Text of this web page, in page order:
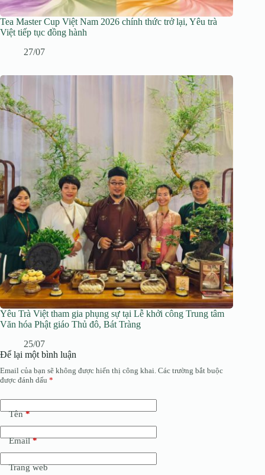
Tea Master Cup Việt Nam 2026 chính thức trở lại, Yêu trà
Việt tiếp tục đồng hành
27/07
Yêu Trà Việt tham gia phụng sự tại Lễ khởi công Trung tâm
Văn hóa Phật giáo Thủ đô, Bát Tràng
25/07
Để lại một bình luận
Email của bạn sẽ không được hiển thị công khai. Các trường bắt buộc
được đánh dấu *
Tên*
Email*
Trang web